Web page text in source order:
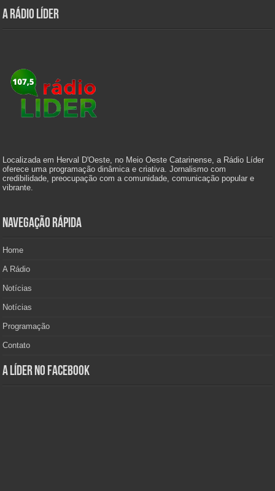
A Rádio Líder
Localizada em Herval D'Oeste, no Meio Oeste Catarinense, a Rádio Líder
oferece uma programação dinâmica e criativa. Jornalismo com
credibilidade, preocupação com a comunidade, comunicação popular e
vibrante.
Navegação Rápida
Home
A Rádio
Notícias
Notícias
Programação
Contato
A Líder no Facebook